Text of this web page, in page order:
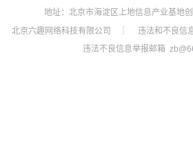
地址：北京市海淀区上地信息产业基地
北京六趣网络科技有限公司
┊ 违法和不良信
违法不良信息举报邮箱